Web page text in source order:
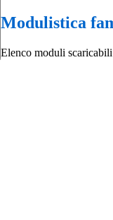
Modulistica
Elenco moduli